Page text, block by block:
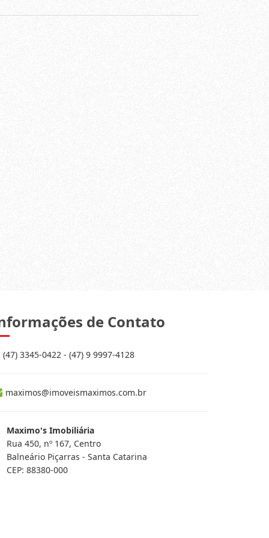
de Contato
(47) 3345-0422 - (47) 9 9997-4128
maximos@imoveismaximos.com.br
Maximo's Imobiliária
Rua 450, nº 167, Centro
Balneário Piçarras - Santa Catarina
CEP: 88380-000